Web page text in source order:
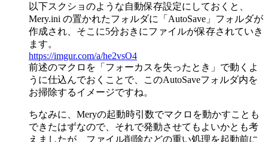
以下スクショのような自動保存設定にしておくと、
Mery.ini の置かれたフォルダに「AutoSave」フォルダが
作成され、そこに5分おきにファイルが保存されていき
ます。
https://imgur.com/a/he2vsO4
前述のマクロを「フォーカスを失ったとき」で動くよ
うに仕込んでおくことで、このAutoSaveフォルダ内を
お掃除するイメージですね。
ちなみに、Meryの起動時引数でマクロを動かすことも
できたはずなので、それで発動させてもよいかとも考
えましたが、ファイル削除などの重い処理を起動前に